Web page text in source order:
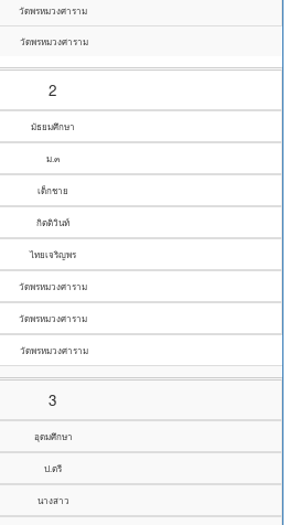
วัดพรหมวงศาราม
วัดพรหมวงศาราม
2
มัธยมศึกษา
ม.๓
เด็กชาย
กิตติวินท์
ไทยเจริญพร
วัดพรหมวงศาราม
วัดพรหมวงศาราม
วัดพรหมวงศาราม
3
อุดมศึกษา
ป.ตรี
นางสาว